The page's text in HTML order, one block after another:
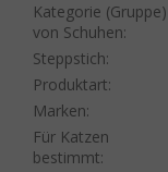
Kategorie (Gruppe)
von Schuhen:
Steppstich:
Produktart:
Marken:
Für Katzen
bestimmt: